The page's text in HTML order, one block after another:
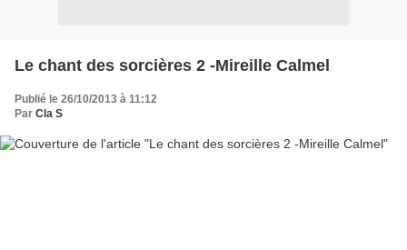
Le chant des sorcières 2 -Mireille Calmel
Publié le 26/10/2013 à 11:12
Par Cla S